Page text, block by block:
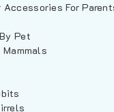
For
Pet